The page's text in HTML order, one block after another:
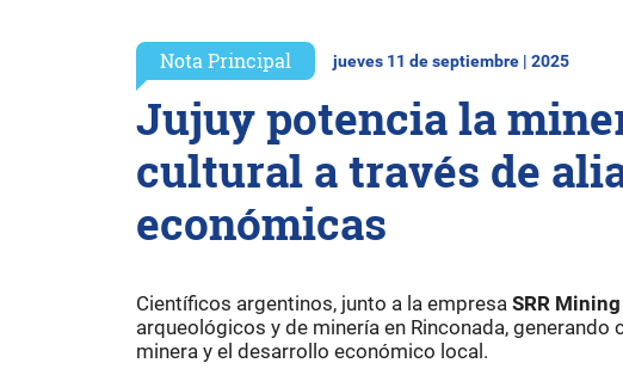
Nota Principal jueves 11 de septiembre | 2025
Jujuy potencia la
cultural a través de
económicas
Científicos argentinos, junto a la empresa SRR
arqueológicos y de minería en Rinconada,
minera y el desarrollo económico local.